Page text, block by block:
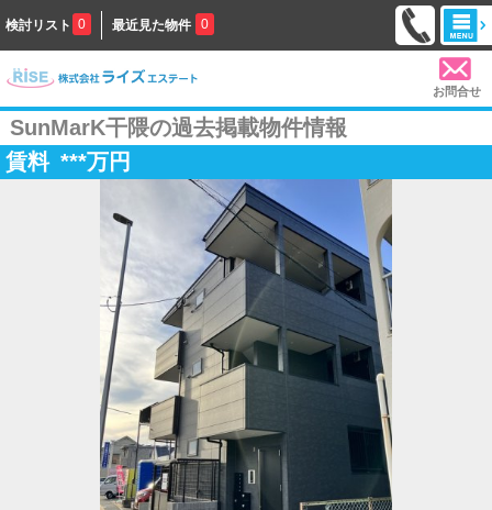
検討リスト 0 最近見た物件 0
お問合せ
SunMarK干隈の過去掲載物件情報
賃料 ***万円